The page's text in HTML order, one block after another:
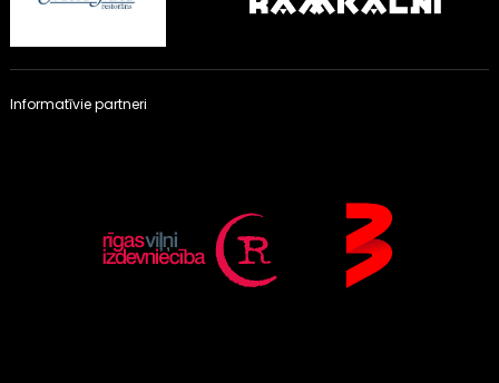
Informatīvie partneri